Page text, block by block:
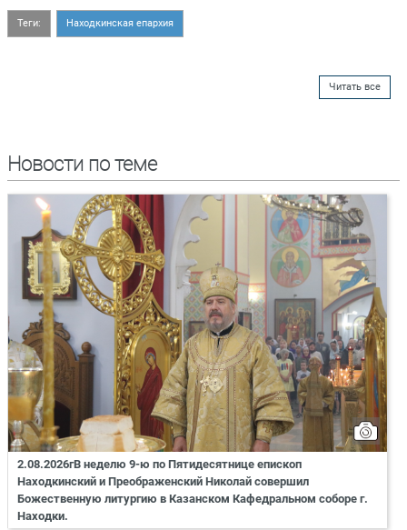
Теги: Находкинская епархия
Читать все
Новости по теме
2.08.2026гВ неделю 9-ю по Пятидесятнице епископ
Находкинский и Преображенский Николай совершил
Божественную литургию в Казанском Кафедральном соборе г.
Находки.